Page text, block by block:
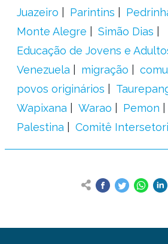
Juazeiro
Parintins
Monte Alegre
Simão Dias
Educação de Jovens e
Venezuela
migração
povos originários
Wapixana
Warao Pemon
Palestina
Comitê